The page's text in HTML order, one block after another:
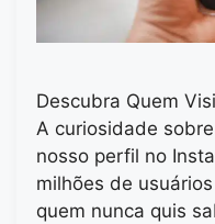
Descubra Quem
A curiosidade
nosso perfil no
milhões de
quem nunca quis